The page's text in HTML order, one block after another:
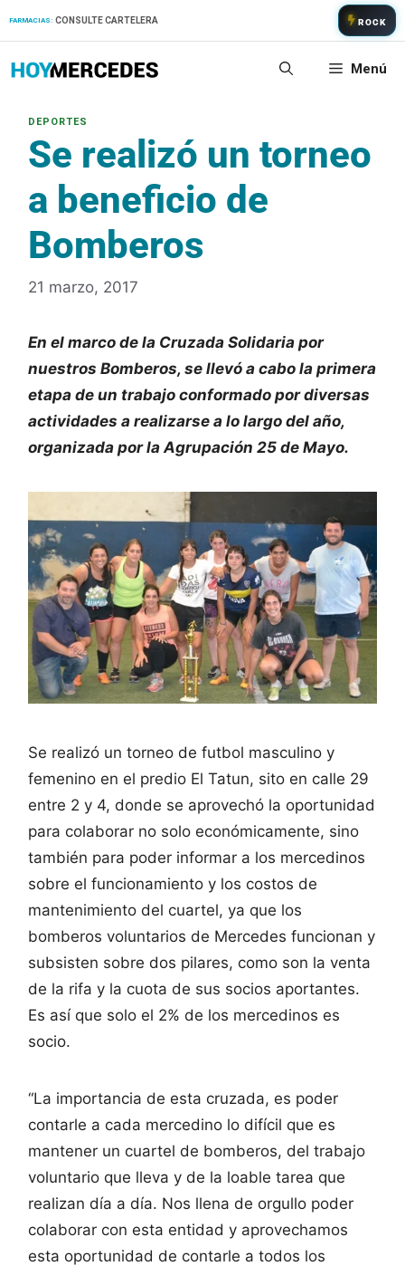
FARMACIAS: CONSULTE CARTELERA ROCK
Menú
Se realizó un torneo
a beneficio de
Bomberos
21 marzo, 2017
En el marco de la Cruzada Solidaria por
nuestros Bomberos, se llevó a cabo la primera
etapa de un trabajo conformado por diversas
actividades a realizarse a lo largo del año,
organizada por la Agrupación 25 de Mayo.
Se realizó un torneo de futbol masculino y
femenino en el predio El Tatun, sito en calle 29
entre 2 y 4, donde se aprovechó la oportunidad
para colaborar no solo económicamente, sino
también para poder informar a los mercedinos
sobre el funcionamiento y los costos de
mantenimiento del cuartel, ya que los
bomberos voluntarios de Mercedes funcionan y
subsisten sobre dos pilares, como son la venta
de la rifa y la cuota de sus socios aportantes.
Es así que solo el 2% de los mercedinos es
socio.
“La importancia de esta cruzada, es poder
contarle a cada mercedino lo difícil que es
mantener un cuartel de bomberos, del trabajo
voluntario que lleva y de la loable tarea que
realizan día a día. Nos llena de orgullo poder
colaborar con esta entidad y aprovechamos
esta oportunidad de contarle a todos los